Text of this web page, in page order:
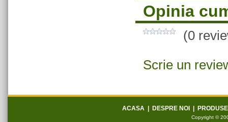
Opinia
(0
Scrie un
ACASA DESPRE NOI
Copyright ©